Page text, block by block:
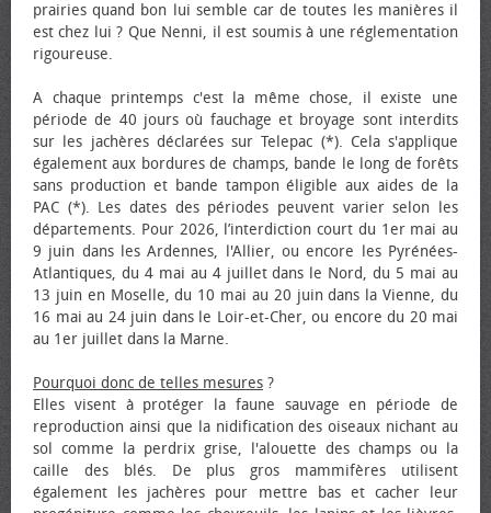
prairies quand bon lui semble car de toutes les manières il
est chez lui ? Que Nenni, il est soumis à une réglementation
rigoureuse.
A chaque printemps c'est la même chose, il existe une
période de 40 jours où fauchage et broyage sont interdits
sur les jachères déclarées sur Telepac (*). Cela s'applique
également aux bordures de champs, bande le long de forêts
sans production et bande tampon éligible aux aides de la
PAC (*). Les dates des périodes peuvent varier selon les
départements. Pour 2026, l’interdiction court du 1er mai au
9 juin dans les Ardennes, l'Allier, ou encore les Pyrénées-
Atlantiques, du 4 mai au 4 juillet dans le Nord, du 5 mai au
13 juin en Moselle, du 10 mai au 20 juin dans la Vienne, du
16 mai au 24 juin dans le Loir-et-Cher, ou encore du 20 mai
au 1er juillet dans la Marne.
Pourquoi donc de telles mesures ?
Elles visent à protéger la faune sauvage en période de
reproduction ainsi que la nidification des oiseaux nichant au
sol comme la perdrix grise, l'alouette des champs ou la
caille des blés. De plus gros mammifères utilisent
également les jachères pour mettre bas et cacher leur